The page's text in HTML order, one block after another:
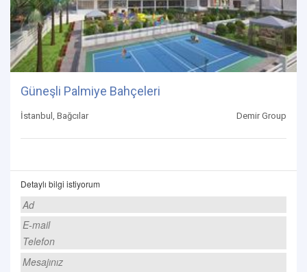
Güneşli Palmiye Bahçeleri
İstanbul, Bağcılar Demir Group
Detaylı bilgi istiyorum